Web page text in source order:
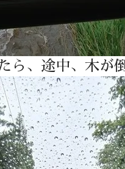
ら、途中、木が